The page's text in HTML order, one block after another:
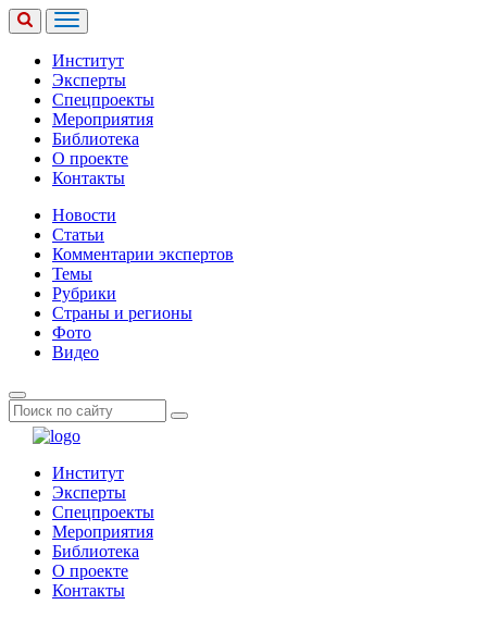
Институт
Эксперты
Спецпроекты
Мероприятия
Библиотека
О проекте
Контакты
Новости
Статьи
Комментарии экспертов
Темы
Рубрики
Страны и регионы
Фото
Видео
Институт
Эксперты
Спецпроекты
Мероприятия
Библиотека
О проекте
Контакты